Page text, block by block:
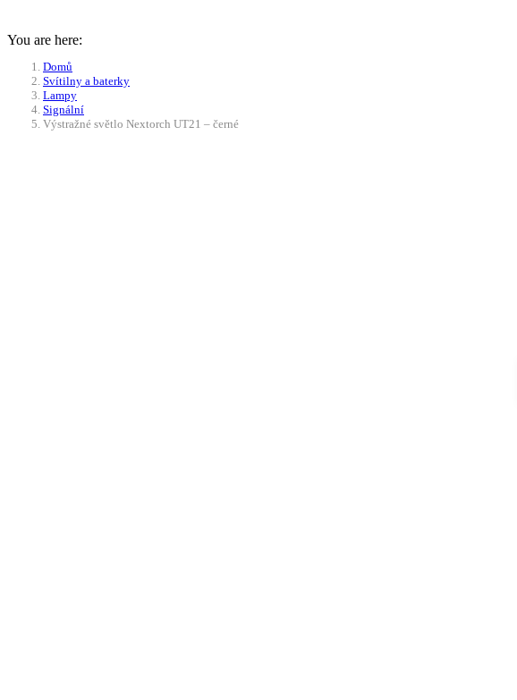
You are here:
Domů
Svítilny a baterky
Lampy
Signální
Výstražné světlo Nextorch UT21 – černé